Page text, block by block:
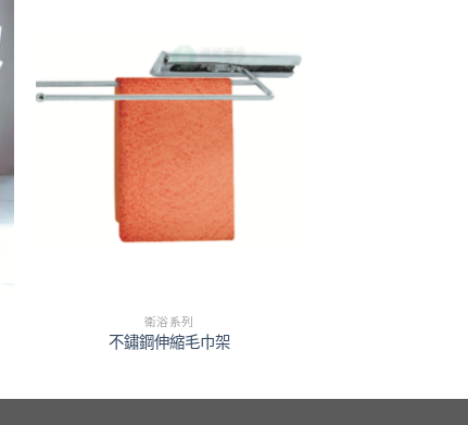
衛浴系列
不鏽鋼伸縮毛巾架